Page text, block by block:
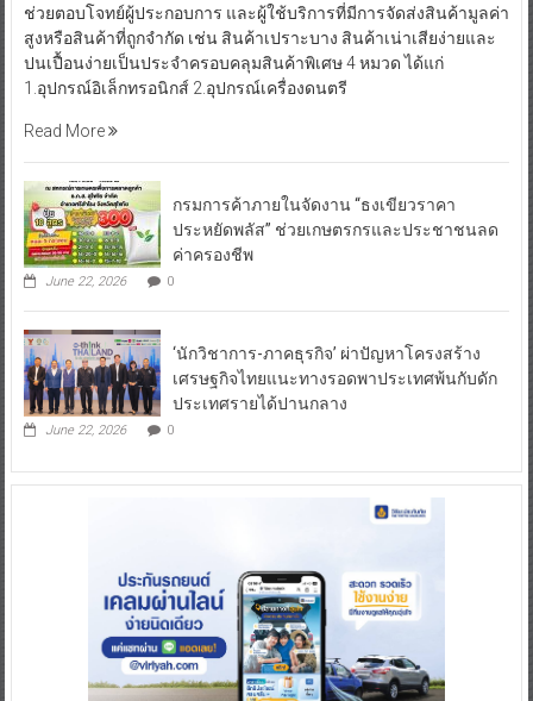
ช่วยตอบโจทย์ผู้ประกอบการ และผู้ใช้บริการที่มีการจัดส่งสินค้ามูลค่า
สูงหรือสินค้าที่ถูกจำกัด เช่น สินค้าเปราะบาง สินค้าเน่าเสียง่ายและ
ปนเปื้อนง่ายเป็นประจำครอบคลุมสินค้าพิเศษ 4 หมวด ได้แก่
1.อุปกรณ์อิเล็กทรอนิกส์ 2.อุปกรณ์เครื่องดนตรี
Read More
กรมการค้าภายในจัดงาน “ธงเขียวราคา
ประหยัดพลัส” ช่วยเกษตรกรและประชาชนลด
ค่าครองชีพ
June 22, 2026 0
‘นักวิชาการ-ภาคธุรกิจ’ ผ่าปัญหาโครงสร้าง
เศรษฐกิจไทยแนะทางรอดพาประเทศพ้นกับดัก
ประเทศรายได้ปานกลาง
June 22, 2026 0